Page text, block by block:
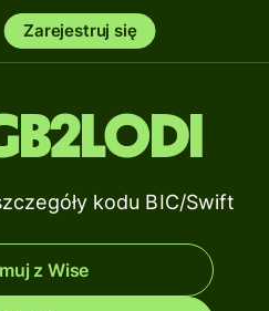
Zarejestruj się
kodu BIC/Swift
z Wise